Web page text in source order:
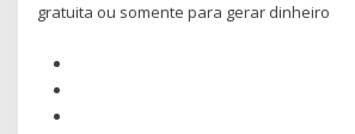
gratuita ou somente para gerar dinheiro